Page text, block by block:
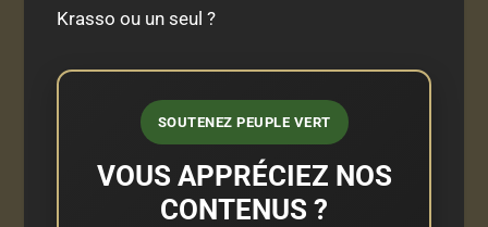
Krasso ou un seul ?
SOUTENEZ PEUPLE VERT
VOUS APPRÉCIEZ NOS
CONTENUS ?